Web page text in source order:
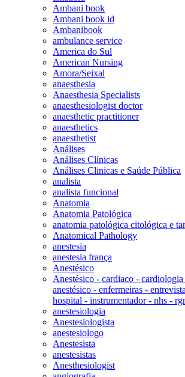
Ambani book
Ambani book id
Ambanibook
ambulance service
America do Sul
American Nursing
Amora/Seixal
anaesthesia
Anaesthesia Specialists
anaesthesiologist doctor
anaesthetic practitioner
anaesthetics
anaesthetist
Análises
Análises Clínicas
Análises Clinicas e Saúde Pública
analista
analista funcional
Anatomia
Anatomia Patológica
anatomia patológica citológica e
Anatomical Pathology
anestesia
anestesia frança
Anestésico
Anestésico - cardiaco -
anestésico - enfermeiras -
hospital - instrumentador - nhs -
anestesiologia
Anestesiologista
anestesiologo
Anestesista
anestesistas
Anesthesiologist